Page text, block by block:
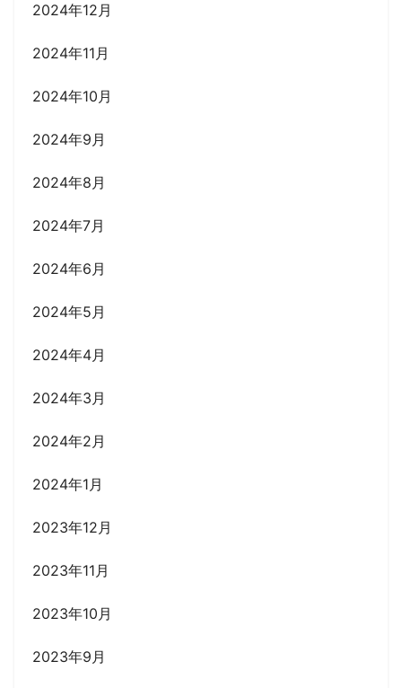
2024年12月
2024年11月
2024年10月
2024年9月
2024年8月
2024年7月
2024年6月
2024年5月
2024年4月
2024年3月
2024年2月
2024年1月
2023年12月
2023年11月
2023年10月
2023年9月